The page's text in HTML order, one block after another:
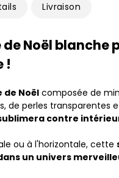
Livraison
Noël blanche
!
de Noël composée de
de perles transparentes
contre
ou à l'horizontale, cette
un univers